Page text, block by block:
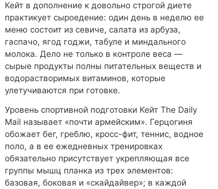
Кейт в дополнение к довольно строгой диете
практикует сыроедение: один день в неделю ее
меню состоит из севиче, салата из арбуза,
гаспачо, ягод годжи, табуле и миндального
молока. Дело не только в контроле веса —
сырые продукты полны питательных веществ и
водорастворимых витаминов, которые
улетучиваются при готовке.
Уровень спортивной подготовки Кейт The Daily
Mail называет «почти армейским». Герцогиня
обожает бег, греблю, кросс-фит, теннис, водное
поло, а в ее ежедневных тренировках
обязательно присутствует укрепляющая все
группы мышц планка из трех элементов:
базовая, боковая и «скайдайвер»; в каждой